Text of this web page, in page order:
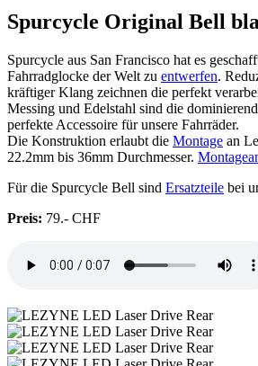
Spurcycle Original Bell
Spurcycle aus San Francisco hat es
Fahrradglocke der Welt zu entwerfen.
kräftiger Klang zeichnen die perfekt
Messing und Edelstahl sind die
perfekte Accessoire für unsere Fahrräder.
Die Konstruktion erlaubt die Montage an
22.2mm bis 36mm Durchmesser.
Für die Spurcycle Bell sind Ersatzteile bei
Preis: 79.- CHF